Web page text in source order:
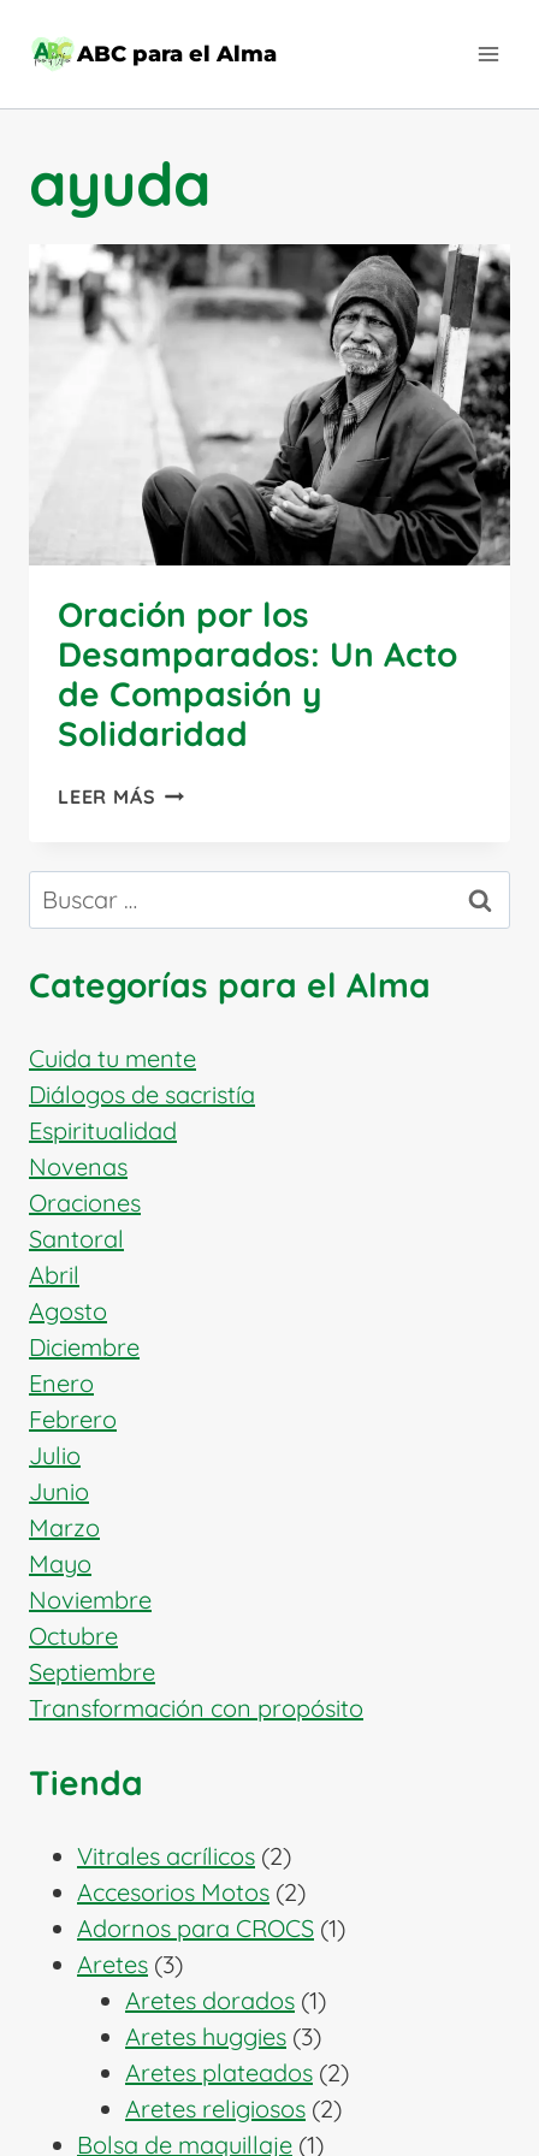
ABC para el Alma
ayuda
Oración por los
Desamparados: Un Acto
de Compasión y
Solidaridad
LEER MÁS ORACIÓN
DESAMPARADOS:
ACTO
COMPASIÓN
SOLIDARIDAD
Buscar:
Categorías para el Alma
Cuida tu mente
Diálogos de sacristía
Espiritualidad
Novenas
Oraciones
Santoral
Abril
Agosto
Diciembre
Enero
Febrero
Julio
Junio
Marzo
Mayo
Noviembre
Octubre
Septiembre
Transformación con propósito
Tienda
Vitrales acrílicos 22
productos
Accesorios Motos 22
productos
Adornos para CROCS 11
Aretes 33
productos
Aretes dorados 11
producto
Aretes huggies 33
productos
Aretes plateados 22
productos
Aretes religiosos 22
Bolsa de maquillaje 11